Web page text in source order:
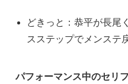
どきっと：恭平が長尾
スステップでメンステ
パフォーマンス中のセリ